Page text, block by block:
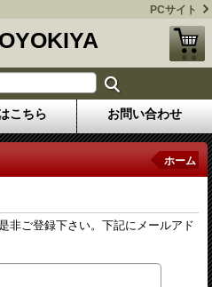
PCサイト
こちら お問い合わせ
ホーム
非ご登録下さい。下記にメールアド